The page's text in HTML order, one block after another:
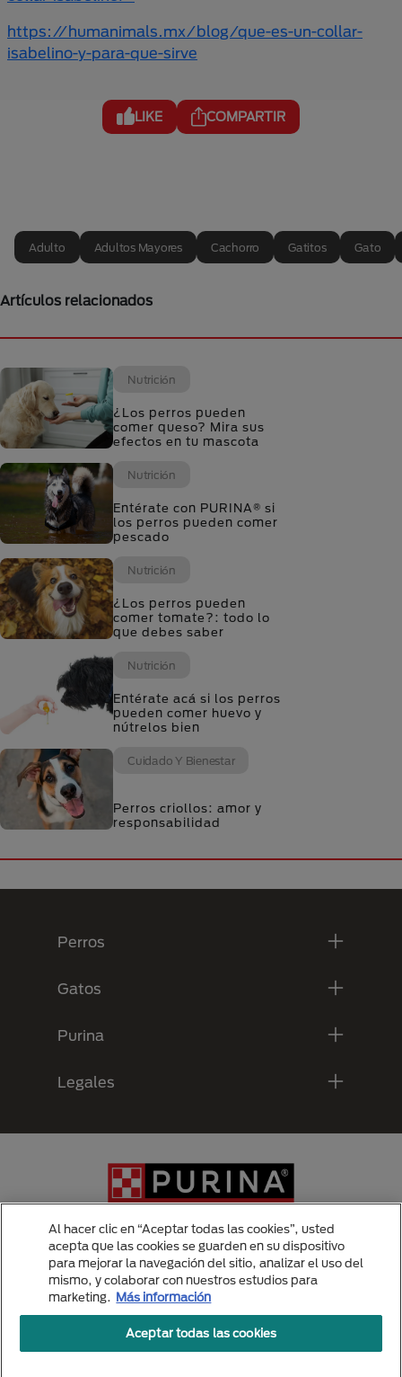
https://humanimals.mx/blog/que-es-un-collar-
isabelino-y-para-que-sirve
LIKE COMPARTIR
Adulto Adultos Mayores Cachorro Gatitos Gato
Artículos relacionados
Nutrición
¿Los perros pueden
comer queso? Mira sus
efectos en tu mascota
Nutrición
Entérate con PURINA® si
los perros pueden comer
pescado
Nutrición
¿Los perros pueden
comer tomate?: todo lo
que debes saber
Nutrición
Entérate acá si los perros
pueden comer huevo y
nútrelos bien
Cuidado Y Bienestar
Perros criollos: amor y
responsabilidad
Perros
Gatos
Purina
Legales
Menu Footer Secundario Purina
All Nestlé Purina trademarks owned by Société des Produits Nestlé S.A.,
Vevey, Switzerland or are used with permission.
Al hacer clic en “Aceptar todas las cookies”, usted
acepta que las cookies se guarden en su dispositivo
para mejorar la navegación del sitio, analizar el uso del
mismo, y colaborar con nuestros estudios para
marketing. Más información
Aceptar todas las cookies